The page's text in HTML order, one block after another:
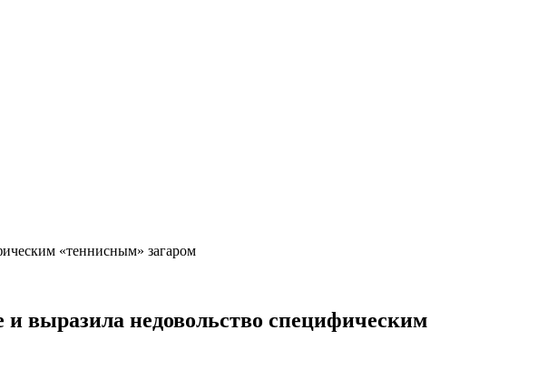
«теннисным» загаром
выразила недовольство специфическим